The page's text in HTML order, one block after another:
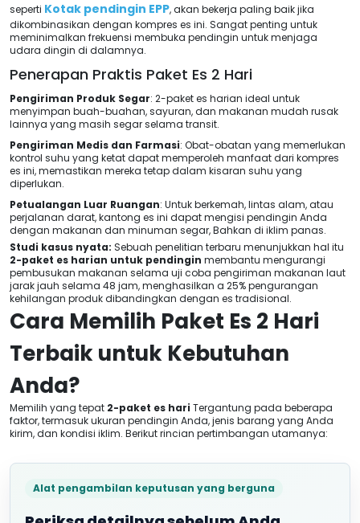
seperti Kotak pendingin EPP, akan bekerja paling baik jika
dikombinasikan dengan kompres es ini. Sangat penting untuk
meminimalkan frekuensi membuka pendingin untuk menjaga
udara dingin di dalamnya.
Penerapan Praktis Paket Es 2 Hari
Pengiriman Produk Segar: 2-paket es harian ideal untuk
menyimpan buah-buahan, sayuran, dan makanan mudah rusak
lainnya yang masih segar selama transit.
Pengiriman Medis dan Farmasi: Obat-obatan yang memerlukan
kontrol suhu yang ketat dapat memperoleh manfaat dari kompres
es ini, memastikan mereka tetap dalam kisaran suhu yang
diperlukan.
Petualangan Luar Ruangan: Untuk berkemah, lintas alam, atau
perjalanan darat, kantong es ini dapat mengisi pendingin Anda
dengan makanan dan minuman segar, Bahkan di iklim panas.
Studi kasus nyata: Sebuah penelitian terbaru menunjukkan hal itu
2-paket es harian untuk pendingin membantu mengurangi
pembusukan makanan selama uji coba pengiriman makanan laut
jarak jauh selama 48 jam, menghasilkan a 25% pengurangan
kehilangan produk dibandingkan dengan es tradisional.
Cara Memilih Paket Es 2 Hari
Terbaik untuk Kebutuhan
Anda?
Memilih yang tepat 2-paket es hari Tergantung pada beberapa
faktor, termasuk ukuran pendingin Anda, jenis barang yang Anda
kirim, dan kondisi iklim. Berikut rincian pertimbangan utamanya:
Alat pengambilan keputusan yang berguna